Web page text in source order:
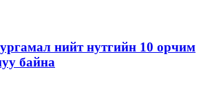
нийт нутгийн 10 орчим
байна